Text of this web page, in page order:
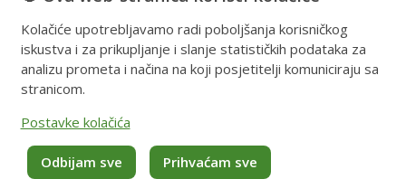
Kolačiće upotrebljavamo radi poboljšanja korisničkog
iskustva i za prikupljanje i slanje statističkih podataka za
analizu prometa i načina na koji posjetitelji komuniciraju sa
stranicom.
Postavke kolačića
Odbijam sve Prihvaćam sve